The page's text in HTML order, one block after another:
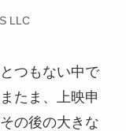
LLC
つもない中で
たま、上映申
の後の大きな